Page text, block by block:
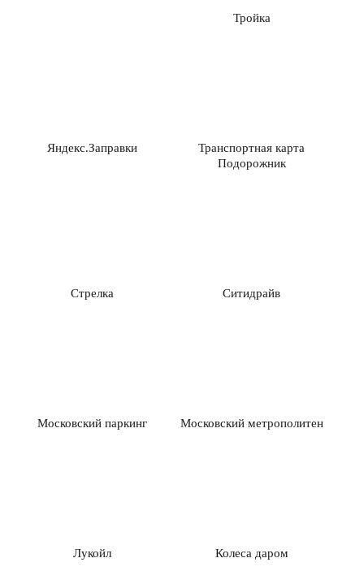
Тройка
Яндекс.Заправки
Транспортная карта
Подорожник
Стрелка Ситидрайв
Московский паркинг Московский метрополитен
Лукойл Колеса даром